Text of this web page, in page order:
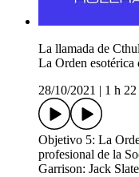
La llamada de
La Orden
28/10/2021
1 h
Objetivo 5: La
profesional de la
Garrison: Jack